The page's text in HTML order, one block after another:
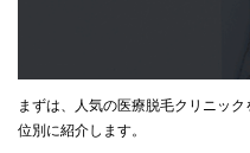
まずは、人気の医療脱毛クリニッ
位別に紹介します。